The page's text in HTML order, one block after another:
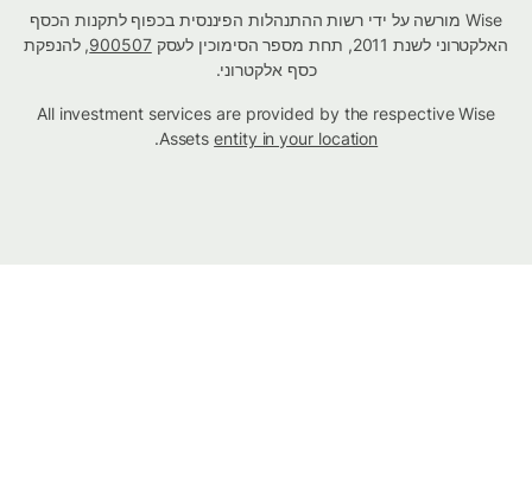
Wise מורשה על ידי רשות ההתנהלות הפיננסית בכפוף לתקנות הכסף
האלקטרוני לשנת 2011, תחת מספר הסימוכין לעסק
900507, להנפקת
כסף אלקטרוני.
All investment services are provided by the respective Wise
Assetsentity in your location
.